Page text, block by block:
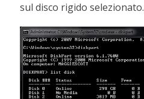
sul disco rigido selezionato.